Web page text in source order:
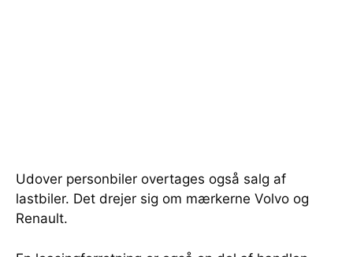
Udover personbiler overtages også salg af
lastbiler. Det drejer sig om mærkerne Volvo og
Renault.